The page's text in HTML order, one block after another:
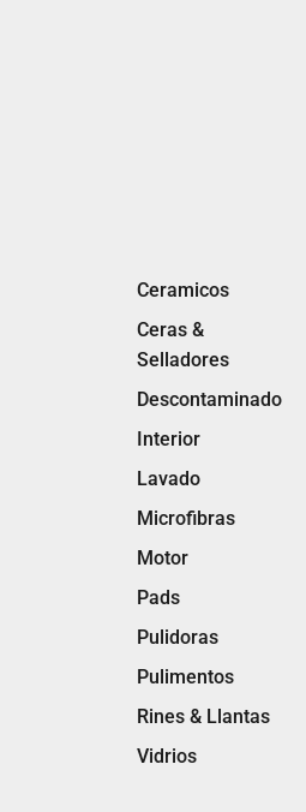
Ceramicos
Ceras &
Selladores
Descontaminado
Interior
Lavado
Microfibras
Motor
Pads
Pulidoras
Pulimentos
Rines & Llantas
Vidrios